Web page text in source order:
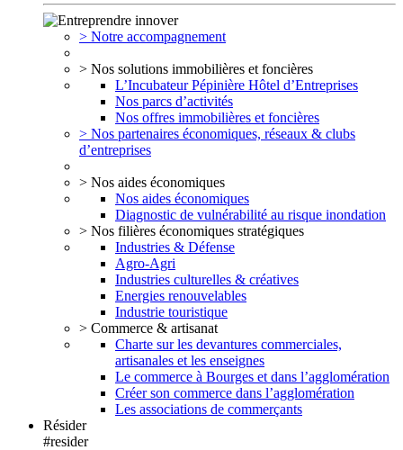
> Notre accompagnement
> Nos solutions immobilières et foncières
L’Incubateur Pépinière Hôtel d’Entreprises
Nos parcs d’activités
Nos offres immobilières et foncières
> Nos partenaires économiques, réseaux & clubs
d’entreprises
> Nos aides économiques
Nos aides économiques
Diagnostic de vulnérabilité au risque inondation
> Nos filières économiques stratégiques
Industries & Défense
Agro-Agri
Industries culturelles & créatives
Energies renouvelables
Industrie touristique
> Commerce & artisanat
Charte sur les devantures commerciales,
artisanales et les enseignes
Le commerce à Bourges et dans l’agglomération
Créer son commerce dans l’agglomération
Les associations de commerçants
Résider
#resider